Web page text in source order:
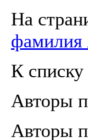
На
фамилия
К списку
Авторы
Авторы